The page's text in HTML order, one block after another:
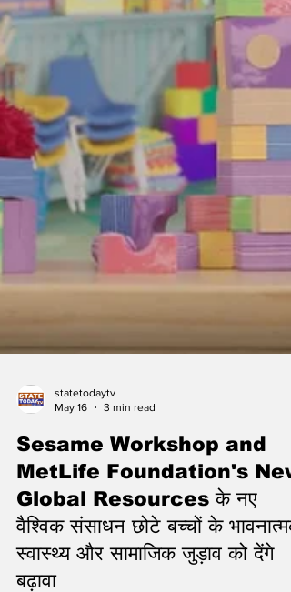
statetodaytv
Sesame Workshop and
MetLife Foundation's
Global Resources के नए
वैश्विक संसाधन छोटे बच्चों के भावनात्मक
स्वास्थ्य और सामाजिक जुड़ाव को देंगे